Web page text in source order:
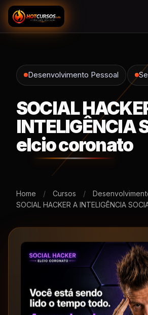
Desenvolvimento Pessoal
SOCIAL
INTELIGÊNCIA
elcio coronato
Home / Cursos /
SOCIAL HACKER A INTELIGÊNCIA